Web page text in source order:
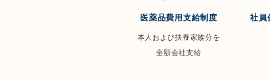
医薬品費用支給制度
本人および扶養家族分を
全額会社支給
社員